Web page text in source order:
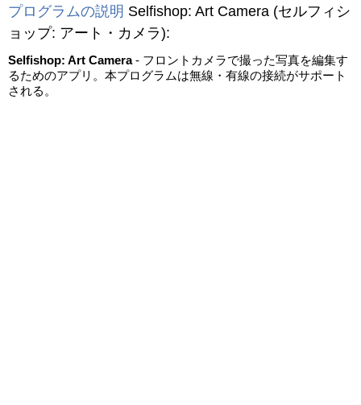
プログラムの説明 Selfishop: Art Camera (セルフィシ
ョップ: アート・カメラ):
Selfishop: Art Camera- フロントカメラで撮った写真を編集す
るためのアプリ。本プログラムは無線・有線の接続がサポート
される。